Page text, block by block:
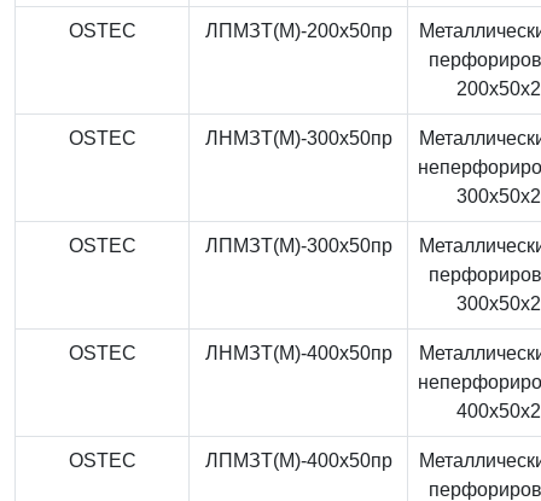
OSTEC ЛПМЗТ(М)-200x50пр
OSTEC ЛНМЗТ(М)-300x50пр
OSTEC ЛПМЗТ(М)-300x50пр
OSTEC ЛНМЗТ(М)-400x50пр
OSTEC ЛПМЗТ(М)-400x50пр